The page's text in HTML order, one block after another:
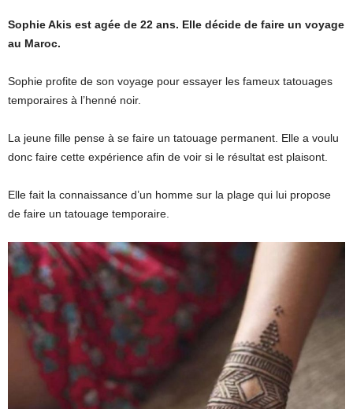
Sophie Akis est agée de 22 ans. Elle décide de faire un voyage
au Maroc.
Sophie profite de son voyage pour essayer les fameux tatouages
temporaires à l’henné noir.
La jeune fille pense à se faire un tatouage permanent. Elle a voulu
donc faire cette expérience afin de voir si le résultat est plaisont.
Elle fait la connaissance d’un homme sur la plage qui lui propose
de faire un tatouage temporaire.